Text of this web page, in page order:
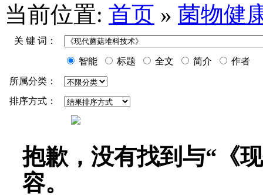
当前位置: 首页 » 菌物健
关 键 词：
智能 标题 全文 简介
作者
所属分类：
排序方式：
抱歉，没有找到与“ 《
容。